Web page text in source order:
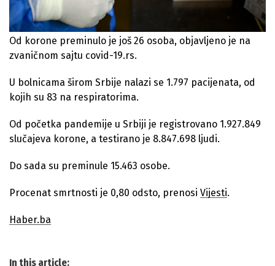
Od korone preminulo je još 26 osoba, objavljeno je na
zvaničnom sajtu covid-19.rs.
U bolnicama širom Srbije nalazi se 1.797 pacijenata, od
kojih su 83 na respiratorima.
Od početka pandemije u Srbiji je registrovano 1.927.849
slučajeva korone, a testirano je 8.847.698 ljudi.
Do sada su preminule 15.463 osobe.
Procenat smrtnosti je 0,80 odsto, prenosi Vijesti.
Haber.ba
In this article: